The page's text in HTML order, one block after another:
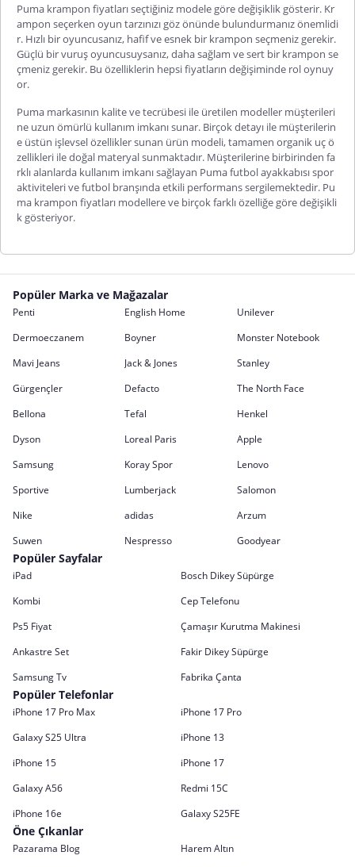
Puma krampon fiyatları seçtiğiniz modele göre değişiklik gösterir. Kr
ampon seçerken oyun tarzınızı göz önünde bulundurmanız önemlidi
r. Hızlı bir oyuncusanız, hafif ve esnek bir krampon seçmeniz gerekir.
Güçlü bir vuruş oyuncusuysanız, daha sağlam ve sert bir krampon se
çmeniz gerekir. Bu özelliklerin hepsi fiyatların değişiminde rol oynuy
or.
Puma markasının kalite ve tecrübesi ile üretilen modeller müşterileri
ne uzun ömürlü kullanım imkanı sunar. Birçok detayı ile müşterilerin
e üstün işlevsel özellikler sunan ürün modeli, tamamen organik uç ö
zellikleri ile doğal materyal sunmaktadır. Müşterilerine birbirinden fa
rklı alanlarda kullanım imkanı sağlayan Puma futbol ayakkabısı spor
aktiviteleri ve futbol branşında etkili performans sergilemektedir. Pu
ma krampon fiyatları modellere ve birçok farklı özelliğe göre değişikli
k gösteriyor.
Popüler Marka ve Mağazalar
Penti English Home
Unilever
Dermoeczanem
Boyner
Monster Notebook
Mavi Jeans
Jack & Jones
Stanley
Gürgençler
Defacto
The North Face
Bellona
Tefal
Henkel
Dyson
Loreal Paris
Apple
Samsung
Koray Spor
Lenovo
Sportive
Lumberjack
Salomon
Nike
adidas
Arzum
Suwen
Nespresso Goodyear
Popüler Sayfalar
iPad
Bosch Dikey Süpürge
Kombi
Cep Telefonu
Ps5 Fiyat
Çamaşır Kurutma Makinesi
Ankastre Set
Fakir Dikey Süpürge
Samsung Tv
Fabrika Çanta
Popüler Telefonlar
iPhone 17 Pro Max
iPhone 17 Pro
Galaxy S25 Ultra
iPhone 13
iPhone 15
iPhone 17
Galaxy A56
Redmi 15C
iPhone 16e
Galaxy S25FE
Öne Çıkanlar
Pazarama Blog
Harem Altın